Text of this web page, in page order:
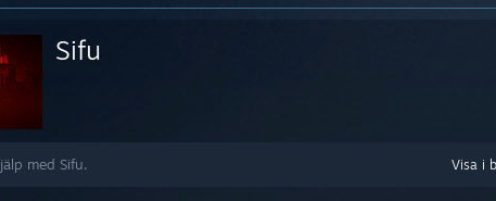
Sifu
Visa i
med Sifu.